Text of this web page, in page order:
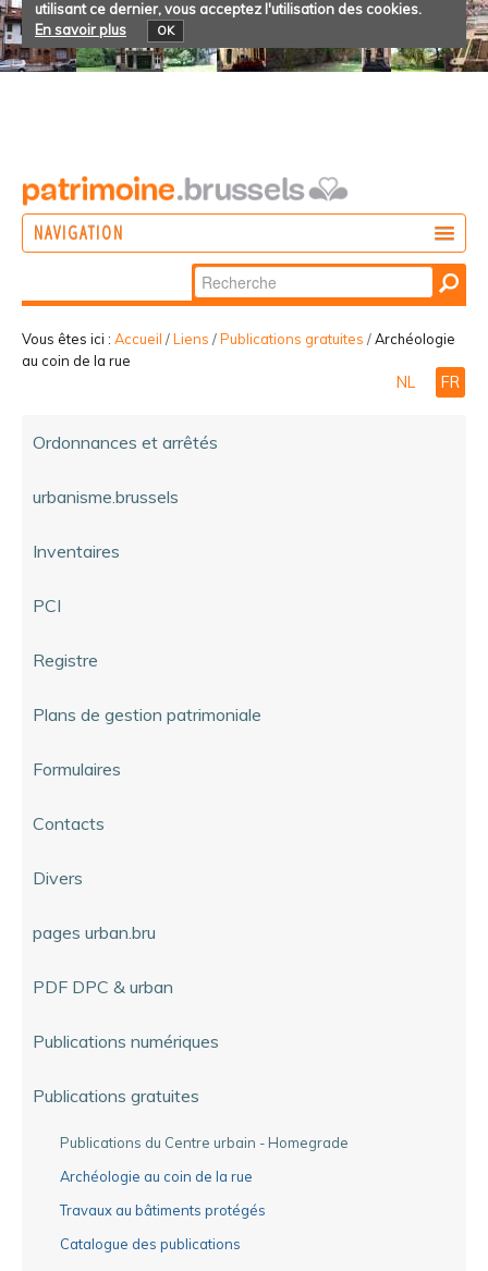
utilisant ce dernier, vous acceptez l'utilisation des cookies.
En savoir plus
OK
NAVIGATION
PARTICIPER
Chercher par
Recherche
avancée…
Vous êtes ici : Accueil /Liens /Publications gratuites /Archéologie
au coin de la rue
NL FR
Ordonnances et arrêtés
urbanisme.brussels
Inventaires
PCI
Registre
Plans de gestion patrimoniale
Formulaires
Contacts
Divers
pages urban.bru
PDF DPC & urban
Publications numériques
Publications gratuites
Publications du Centre urbain - Homegrade
Archéologie au coin de la rue
Travaux au bâtiments protégés
Catalogue des publications